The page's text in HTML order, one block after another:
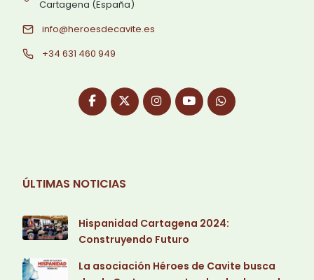
Cartagena (España)
info@heroesdecavite.es
+34 631 460 949
ÚLTIMAS NOTICIAS
Hispanidad Cartagena 2024:
Construyendo Futuro
La asociación Héroes de Cavite busca